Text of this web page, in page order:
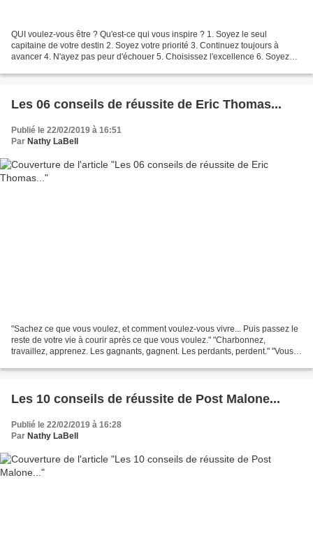
QUI voulez-vous être ? Qu'est-ce qui vous inspire ? 1. Soyez le seul
capitaine de votre destin 2. Soyez votre priorité 3. Continuez toujours à
avancer 4. N'ayez pas peur d'échouer 5. Choisissez l'excellence 6. Soyez
Les 06 conseils de réussite de Eric Thomas...
Publié le 22/02/2019 à 16:51
Par Nathy LaBell
"Sachez ce que vous voulez, et comment voulez-vous vivre... Puis passez le
reste de votre vie à courir après ce que vous voulez." "Charbonnez,
travaillez, apprenez. Les gagnants, gagnent. Les perdants, perdent." "Vous
Les 10 conseils de réussite de Post Malone...
Publié le 22/02/2019 à 16:28
Par Nathy LaBell